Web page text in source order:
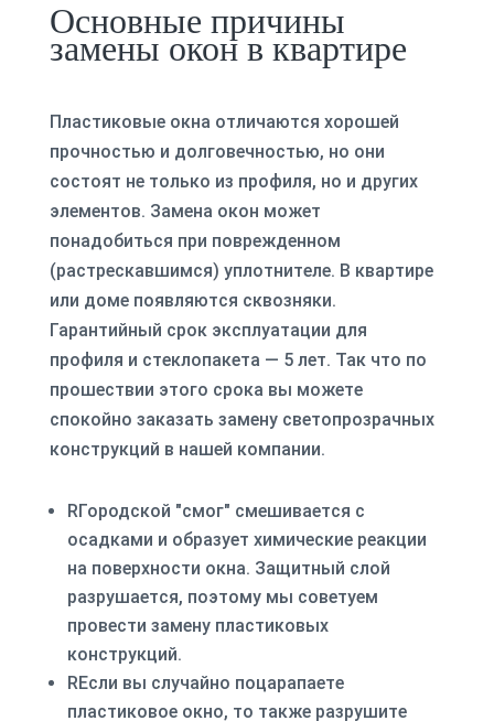
Основные причины
замены окон в квартире
Пластиковые окна отличаются хорошей
прочностью и долговечностью, но они
состоят не только из профиля, но и других
элементов. Замена окон может
понадобиться при поврежденном
(растрескавшимся) уплотнителе. В квартире
или доме появляются сквозняки.
Гарантийный срок эксплуатации для
профиля и стеклопакета — 5 лет. Так что по
прошествии этого срока вы можете
спокойно заказать замену светопрозрачных
конструкций в нашей компании.
RГородской "смог" смешивается с
осадками и образует химические реакции
на поверхности окна. Защитный слой
разрушается, поэтому мы советуем
провести замену пластиковых
конструкций.
RЕсли вы случайно поцарапаете
пластиковое окно, то также разрушите